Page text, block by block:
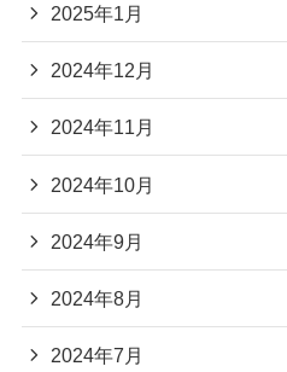
2025年1月
2024年12月
2024年11月
2024年10月
2024年9月
2024年8月
2024年7月